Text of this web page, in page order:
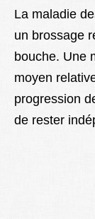
La maladie
un brossage
bouche. Une
moyen
progression
de rester